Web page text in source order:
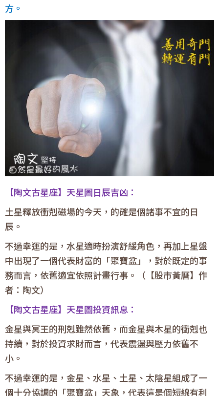
方。
【陶文古星座】天星圖日辰吉凶：
土星釋放衝剋磁場的今天，的確是個諸事不宜的日
辰。
不過幸運的是，水星適時扮演舒緩角色，再加上星盤
中出現了一個代表財富的「聚寶盆」，對於既定的事
務而言，依舊適宜依照計畫行事。（【股市黃曆】作
者：陶文）
【陶文古星座】天星圖投資訊息：
金星與冥王的刑剋雖然依舊，而金星與木星的衝剋也
持續，對於投資求財而言，代表震盪與壓力依舊不
小。
不過幸運的是，金星、水星、土星、太陰星組成了一
個十分協調的「聚寶盆」天象，代表這是個短線有利